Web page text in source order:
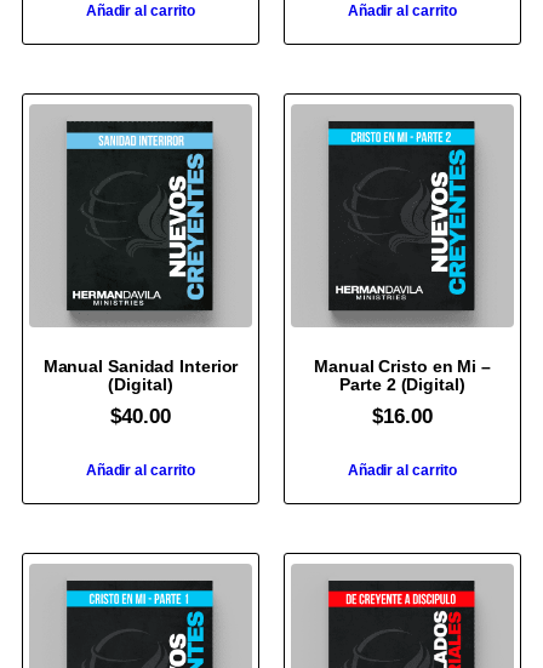
Añadir al carrito Añadir al carrito
Manual Sanidad Interior
(Digital)
$40.00
Añadir al carrito
Manual Cristo en Mi –
Parte 2 (Digital)
$16.00
Añadir al carrito